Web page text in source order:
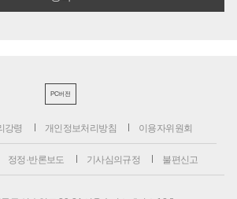
PC버전
강령 개인정보처리방침 이용자위원회
정정·반론보도 기사심의규정 불편신고